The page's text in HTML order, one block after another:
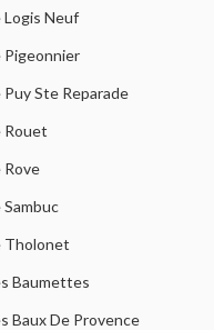
Logis Neuf
Pigeonnier
Puy Ste Reparade
Rouet
Rove
Sambuc
Tholonet
Baumettes
Baux De Provence